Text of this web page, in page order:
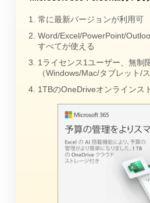
常に最新バージョンが利用可
Word/Excel/PowerPoint/
すべてが使える
1ライセンス1ユーザー、無制
（Windows/Mac/タブレット/
1TBのOneDriveオンラインス